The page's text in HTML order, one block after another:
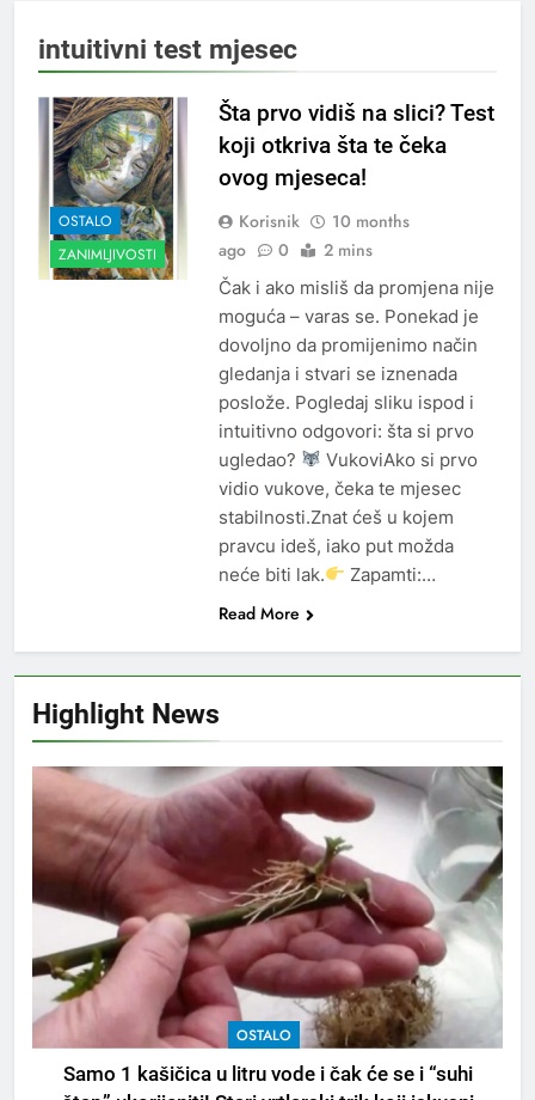
Highlight News
OSTALO
Samo 1 kašičica u litru vode i čak će se i “suhi
intuitivni test mjesec
OSTALO
ZANIMLJIVOSTI
Šta prvo vidiš na slici? Test
koji otkriva šta te čeka
ovog mjeseca!
Korisnik
10 months
ago
0 2 mins
Čak i ako misliš da promjena nije
moguća – varas se. Ponekad je
dovoljno da promijenimo način
gledanja i stvari se iznenada
poslože. Pogledaj sliku ispod i
intuitivno odgovori: šta si prvo
ugledao?
VukoviAko si prvo
vidio vukove, čeka te mjesec
stabilnosti.Znat ćeš u kojem
pravcu ideš, iako put možda
neće biti lak.
Zapamti:…
Read More